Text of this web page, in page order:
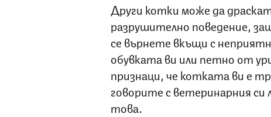
Други котки може да
разрушително поведение,
се върнете вкъщи с
обувката ви или петно от
признаци, че котката ви е
говорите с ветеринарния си
това.